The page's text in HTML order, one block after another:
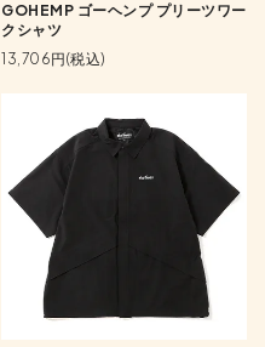
GOHEMP ゴーヘンプ プリーツワー
クシャツ
13,706円(税込)